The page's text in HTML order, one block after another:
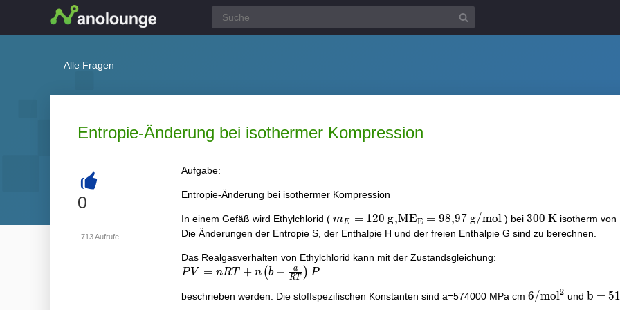
Alle Fragen
Entropie-Änderung bei isothermer Kompression
+
0
713Aufrufe
Aufgabe:
Entropie-Änderung bei isothermer Kompression
In einem Gefäß wird Ethylchlorid ( m_{E}=120 \mathrm{~g},
\mathrm{ME}_{\mathrm{E}}=98,97
mE = 120 g,MEE = 98,97 g/mol ) bei300
\mathrm{~K}
300 K isotherm von
Die Änderungen der Entropie S, der Enthalpie H und der freien Enthalpie G sind zu berechnen.
Das Realgasverhalten von Ethylchlorid kann mit der Zustandsgleichung:
P V=n R
\frac{a}{R
P V = nRT + n (b − RT
a ) P
beschrieben werden. Die stoffspezifischen Konstanten sind a=574000 MPa cm 6 /
6/mol2 und b = 51